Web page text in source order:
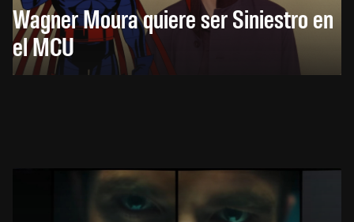
Wagner Moura quiere ser Siniestro en
el MCU